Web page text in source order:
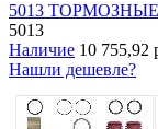
5013
5013
Наличие 10 755,92
Нашли дешевле?